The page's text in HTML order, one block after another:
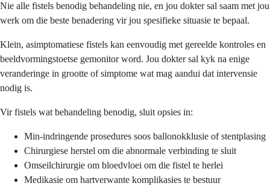
Nie alle fistels benodig behandeling nie, en jou dokter sal saam met jou
werk om die beste benadering vir jou spesifieke situasie te bepaal.
Klein, asimptomatiese fistels kan eenvoudig met gereelde kontroles en
beeldvormingstoetse gemonitor word. Jou dokter sal kyk na enige
veranderinge in grootte of simptome wat mag aandui dat intervensie
nodig is.
Vir fistels wat behandeling benodig, sluit opsies in:
Min-indringende prosedures soos ballonokklusie of stentplasing
Chirurgiese herstel om die abnormale verbinding te sluit
Omseilchirurgie om bloedvloei om die fistel te herlei
Medikasie om hartverwante komplikasies te bestuur